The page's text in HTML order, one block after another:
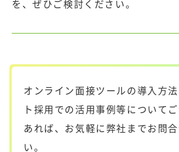
を、ぜひご検討ください。
オンライン面接ツールの導入方
ト採用での活用事例等について
あれば、お気軽に弊社までお問
い。